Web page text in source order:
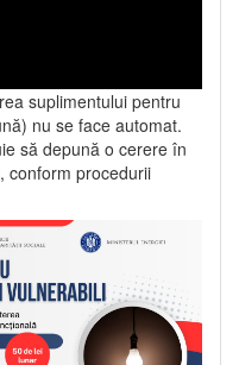
suplimentului pentru
nu se face automat.
să depună o cerere în
conform procedurii